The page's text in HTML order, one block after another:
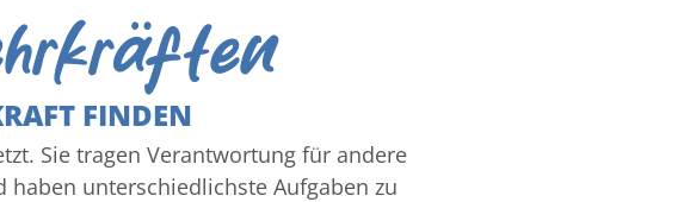
FINDEN
Sie tragen Verantwortung für andere
unterschiedlichste Aufgaben zu